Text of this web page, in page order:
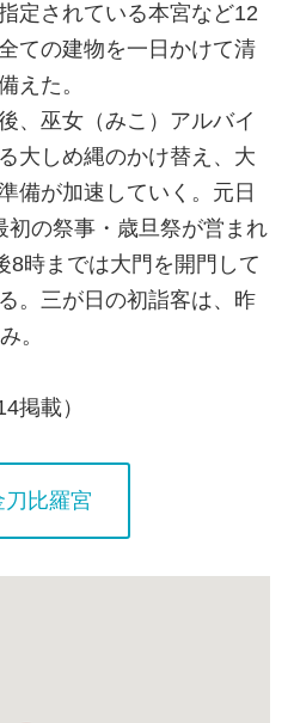
定されている本宮など12
ての建物を一日かけて清
えた。
、巫女（みこ）アルバイ
大しめ縄のかけ替え、大
備が加速していく。元日
初の祭事・歳旦祭が営まれ
8時までは大門を開門して
。三が日の初詣客は、昨
。
掲載）
比羅宮